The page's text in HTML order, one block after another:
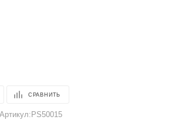
СРАВНИТЬ
Артикул: PS50015